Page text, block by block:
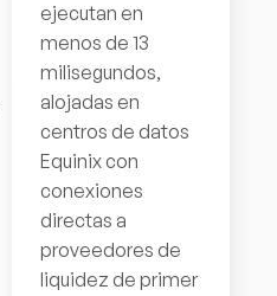
ejecutan en
menos de 13
milisegundos,
alojadas en
centros de datos
Equinix con
conexiones
directas a
proveedores de
liquidez de primer